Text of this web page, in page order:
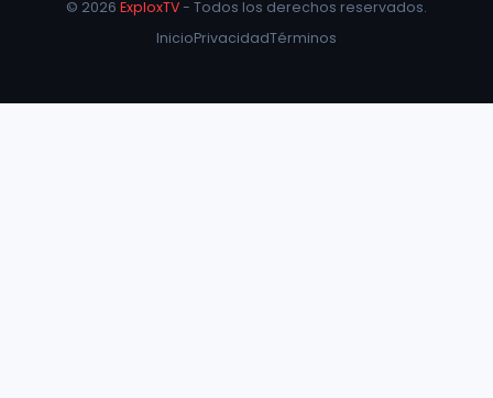
© 2026 ExploxTV- Todos los derechos reservados.
InicioPrivacidadTérminos